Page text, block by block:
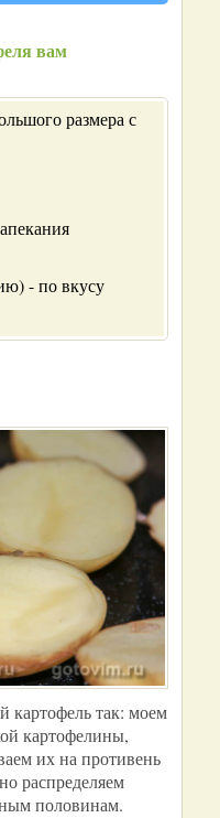
вам
размера с
- по вкусу
картофель так: моем
картофелины,
их на противень
распределяем
половинам.